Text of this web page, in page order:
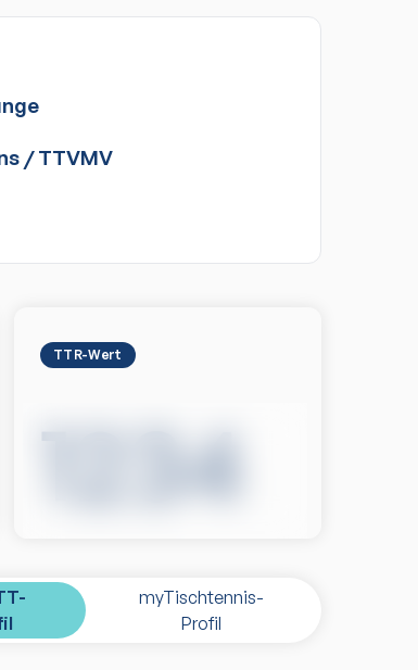
/TTVMV
TTR-Wert
1234
myTischtennis-
Profil